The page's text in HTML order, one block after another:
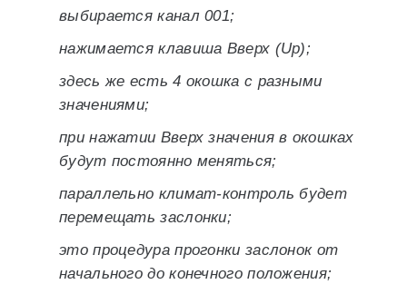
выбирается канал 001;
нажимается клавиша Вверх (Up);
здесь же есть 4 окошка с разными
значениями;
при нажатии Вверх значения в окошках
будут постоянно меняться;
параллельно климат-контроль будет
перемещать заслонки;
это процедура прогонки заслонок от
начального до конечного положения;